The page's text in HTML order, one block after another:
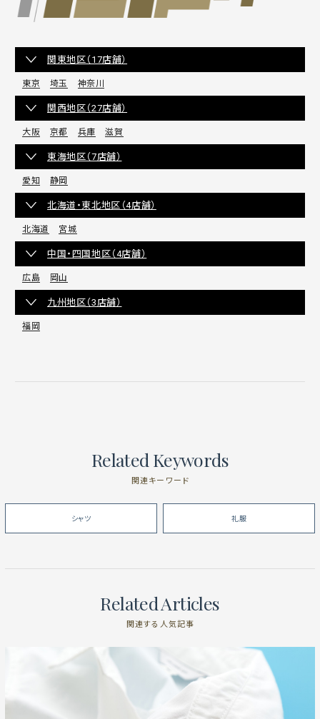
関東地区（17店舗）
東京 埼玉 神奈川
関西地区（27店舗）
大阪 京都 兵庫 滋賀
東海地区（7店舗）
愛知 静岡
北海道・東北地区（4店舗）
北海道 宮城
中国・四国地区（4店舗）
広島 岡山
九州地区（3店舗）
福岡
Related Keywords
関連キーワード
シャツ 礼服
Related Articles
関連する人気記事